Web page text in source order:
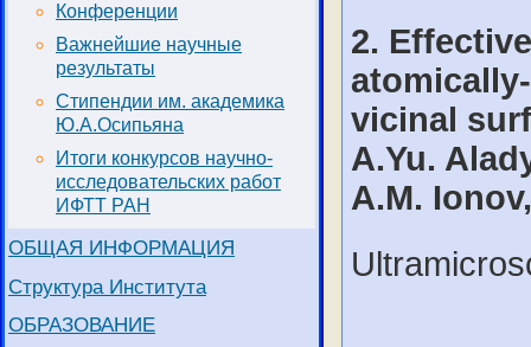
Конференции
Важнейшие научные
результаты
Стипендии им. академика
Ю.А.Осипьяна
Итоги конкурсов научно-
исследовательских работ
ИФТТ РАН
ОБЩАЯ ИНФОРМАЦИЯ
Структура Института
ОБРАЗОВАНИЕ
2.
vicinal
A.Yu.
A.M.